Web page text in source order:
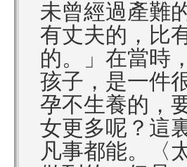
未曾經過產難
有丈夫的，比
的。」在當時
孩子，是一件
孕不生養的，
女更多呢？這
凡事都能。〈